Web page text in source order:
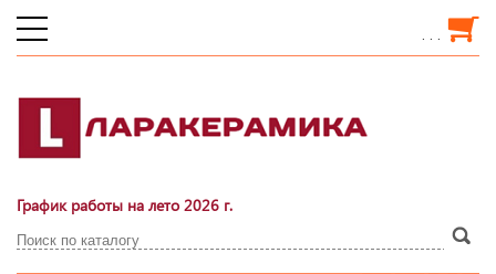
. . .
График работы на лето 2026 г.